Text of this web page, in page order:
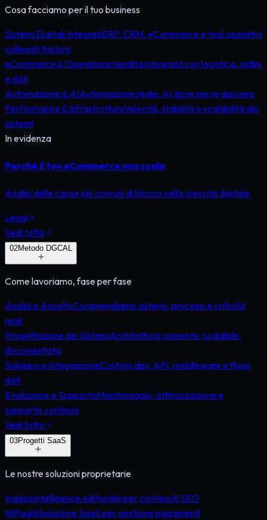
Cosa facciamo per il tuo business
Sistemi Digitali IntegratiERP, CRM, eCommerce e tool operativi
collegati tra loro
eCommerce & OperationsVendita integrata con logistica, ordini
e dati
Automazione & AIAutomazione reale, AI dove serve davvero
Performance & InfrastrutturaVelocità, stabilità e scalabilità dei
sistemi
In evidenza
Perché il tuo eCommerce non scala
Analisi delle cause più comuni di blocco nella crescita digitale.
Leggi
Vedi tutto
02Metodo DGCAL
Come lavoriamo, fase per fase
Analisi e AscoltoComprendiamo sistemi, processi e criticità
reali
Progettazione dei SistemiArchitettura coerente, scalabile,
documentata
Sviluppo e IntegrazioneCustom dev, API, middleware e flussi
dati
Evoluzione e SupportoMonitoraggio, ottimizzazione e
supporto continuo
Vedi tutto
03Progetti SaaS
Le nostre soluzioni proprietarie
IndagoIntelligence editoriale per contenuti SEO
MiPaghiSoluzione SaaS per gestione pagamenti